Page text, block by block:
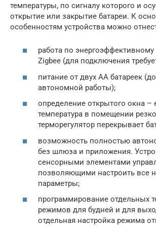
температуры, по сигналу которого и
открытие или закрытие батареи. К
особенностям устройства можно
работа по энергоэффективному
Zigbee (для подключения
питание от двух АА батареек
автономной работы);
определение открытого окна –
температура в помещении
терморегулятор перекрывает
возможность полностью
без шлюза и приложения.
сенсорными элементами
позволяющими настроить все
параметры;
программирование отдельных
режимов для будней и для
отдельная настройка режима